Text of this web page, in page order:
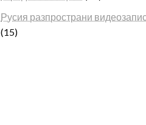
Русия разпространи
(15)